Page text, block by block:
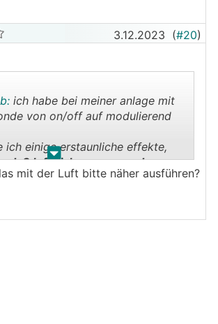
3.12.2023 (#20)
. .
ich habe bei meiner anlage mit
von on/off auf modulierend
ich einige erstaunliche effekte,
daß luft sich an ganz anderen
hat als zuvor als es nur
mit der Luft bitte näher ausführen?